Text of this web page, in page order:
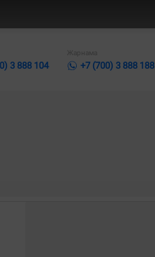
3 888 104
Жарнама
+7 (700) 3 888 188